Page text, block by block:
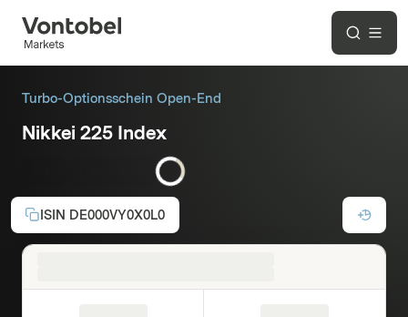
Turbo-Optionsschein Open-End
Nikkei 225 Index
ISIN DE000VY0X0L0